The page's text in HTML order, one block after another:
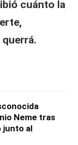
cuánto la
Neme tras
junto al